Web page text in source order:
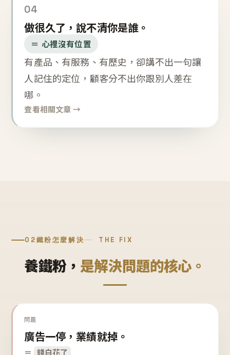
04
做很久了，說不清你是誰。
＝ 心裡沒有位置
有產品、有服務、有歷史，卻講不出一句讓
人記住的定位，顧客分不出你跟別人差在
哪。
查看相關文章 →
02鐵粉怎麼解決 THE FIX
養鐵粉， 是解決問題的核心。
問題
廣告一停，業績就掉。
＝ 錢白花了